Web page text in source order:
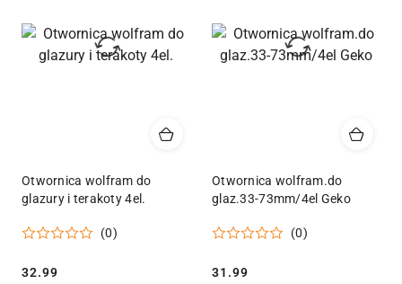
Otwornica wolfram do
glazury i terakoty 4el.
(0)
Cena:
32.99
Otwornica wolfram.do
glaz.33-73mm/4el Geko
(0)
Cena:
31.99